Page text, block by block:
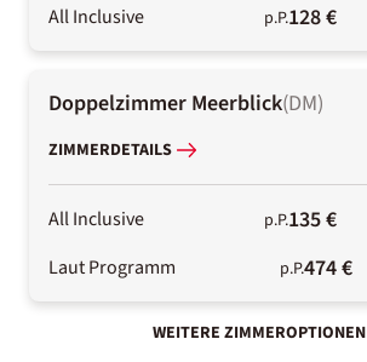
All Inclusive p.P.128 €
Doppelzimmer Meerblick(DM)
ZIMMERDETAILS
All Inclusive p.P.135 €
Laut Programm p.P.474 €
WEITERE ZIMMEROPTIONEN